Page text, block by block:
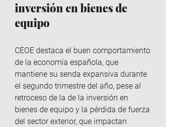
inversión en bienes de
equipo
CEOE destaca el buen comportamiento
de la economía española, que
mantiene su senda expansiva durante
el segundo trimestre del año, pese al
retroceso de la de la inversión en
bienes de equipo y la pérdida de fuerza
del sector exterior, que impactan